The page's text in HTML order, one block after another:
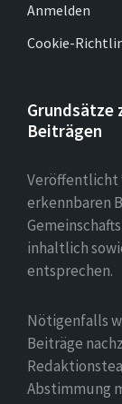
Anmelden
Cookie-
Grundsätze
Beiträgen
Veröffentlicht
erkennbaren
inhaltlich
entsprechen.
Nötigenfalls
Beiträge
Abstimmung